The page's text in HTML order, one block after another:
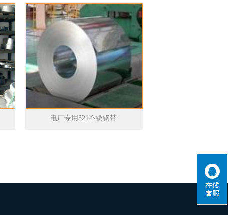
电厂专用321不锈钢带